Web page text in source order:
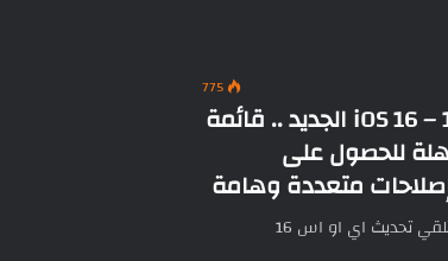
775
تحديث اي او اس 16 – iOS 16 الجديد .. قائمة
للحصول على
متعددة وهامة
تحديث اي او اس 16